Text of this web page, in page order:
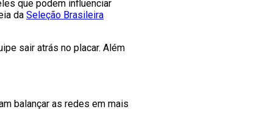
que podem influenciar
da Seleção Brasileira
sair atrás no placar. Além
balançar as redes em mais